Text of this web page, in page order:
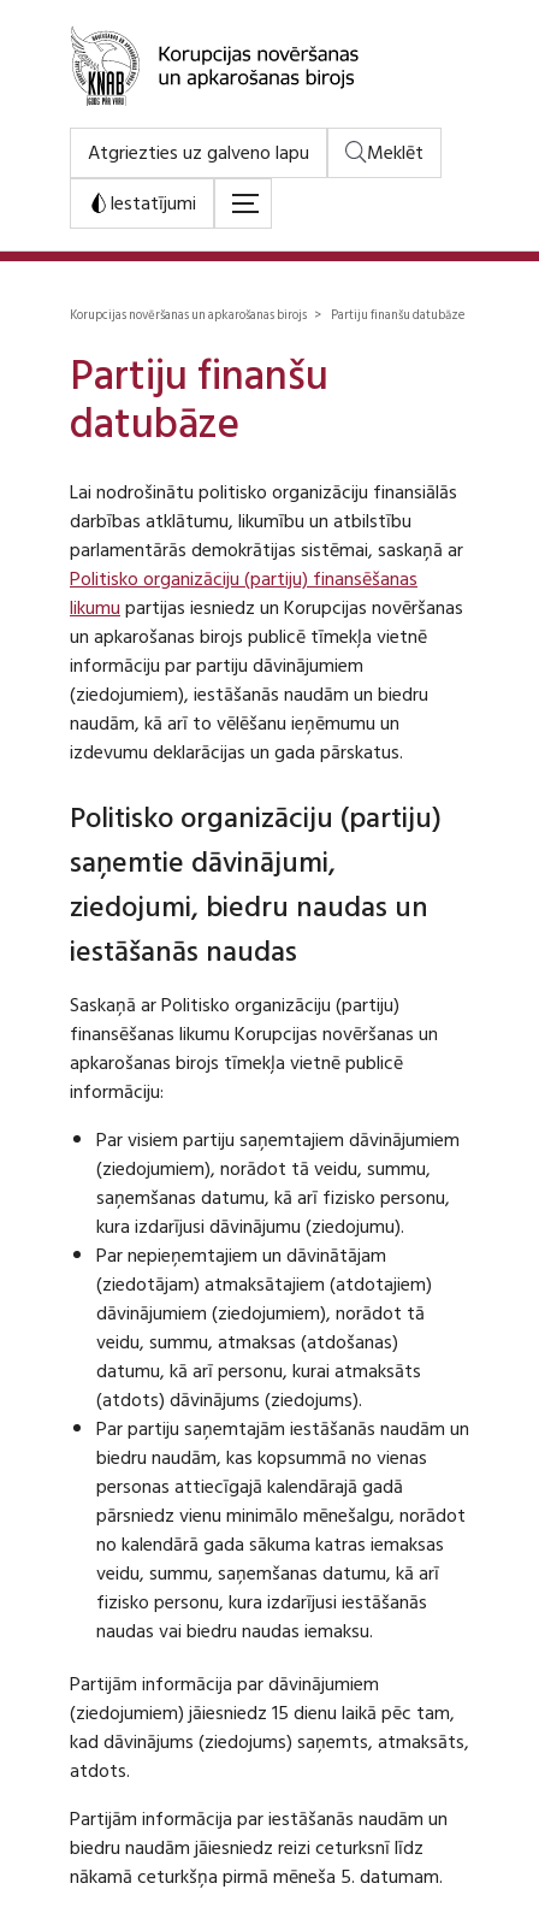
Atgriezties uz galveno lapu
Meklēt
Iestatījumi
Korupcijas novēršanas un apkarošanas birojs > Partiju finanšu datubāze
Partiju finanšu
datubāze
Lai nodrošinātu politisko organizāciju finansiālās
darbības atklātumu, likumību un atbilstību
parlamentārās demokrātijas sistēmai, saskaņā ar
Politisko organizāciju (partiju) finansēšanas
likumupartijas iesniedz un Korupcijas novēršanas
un apkarošanas birojs publicē tīmekļa vietnē
informāciju par partiju dāvinājumiem
(ziedojumiem), iestāšanās naudām un biedru
naudām, kā arī to vēlēšanu ieņēmumu un
izdevumu deklarācijas un gada pārskatus.
Politisko organizāciju (partiju)
saņemtie dāvinājumi,
ziedojumi, biedru naudas un
iestāšanās naudas
Saskaņā ar Politisko organizāciju (partiju)
finansēšanas likumu Korupcijas novēršanas un
apkarošanas birojs tīmekļa vietnē publicē
informāciju:
Par visiem partiju saņemtajiem dāvinājumiem
(ziedojumiem), norādot tā veidu, summu,
saņemšanas datumu, kā arī fizisko personu,
kura izdarījusi dāvinājumu (ziedojumu).
Par nepieņemtajiem un dāvinātājam
(ziedotājam) atmaksātajiem (atdotajiem)
dāvinājumiem (ziedojumiem), norādot tā
veidu, summu, atmaksas (atdošanas)
datumu, kā arī personu, kurai atmaksāts
(atdots) dāvinājums (ziedojums).
Par partiju saņemtajām iestāšanās naudām un
biedru naudām, kas kopsummā no vienas
personas attiecīgajā kalendārajā gadā
pārsniedz vienu minimālo mēnešalgu, norādot
no kalendārā gada sākuma katras iemaksas
veidu, summu, saņemšanas datumu, kā arī
fizisko personu, kura izdarījusi iestāšanās
naudas vai biedru naudas iemaksu.
Partijām informācija par dāvinājumiem
(ziedojumiem) jāiesniedz 15 dienu laikā pēc tam,
kad dāvinājums (ziedojums) saņemts, atmaksāts,
atdots.
Partijām informācija par iestāšanās naudām un
biedru naudām jāiesniedz reizi ceturksnī līdz
nākamā ceturkšņa pirmā mēneša 5. datumam.